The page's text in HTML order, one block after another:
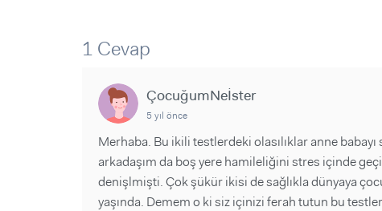
1 Cevap
ÇocuğumNeİster
5 yıl önce
Merhaba. Bu ikili testlerdeki olasılıklar anne
arkadaşım da boş yere hamileliğini stres içinde
denişlmişti. Çok şükür ikisi de sağlıkla dünyaya
yaşında. Demem o ki siz içinizi ferah tutun bu